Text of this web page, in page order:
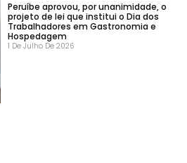
Peruíbe aprovou, por unanimidade, o
projeto de lei que institui o Dia dos
Trabalhadores em Gastronomia e
Hospedagem
1 De Julho De 2026